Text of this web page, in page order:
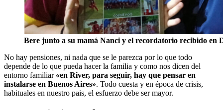
Bere junto a su mamá Nanci y el recordatorio recibido en
No hay pensiones, ni nada que se le parezca por lo que todo
depende de lo que pueda hacer la familia y como nos dicen del
entorno familiar «en River, para seguir, hay que pensar en
instalarse en Buenos Aires». Todo cuesta y en época de crisis,
habituales en nuestro pais, el esfuerzo debe ser mayor.